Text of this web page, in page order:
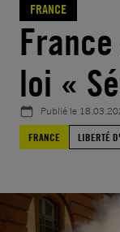
FRANCE
loi «
Publié le
FRANCE
LIBERTÉ